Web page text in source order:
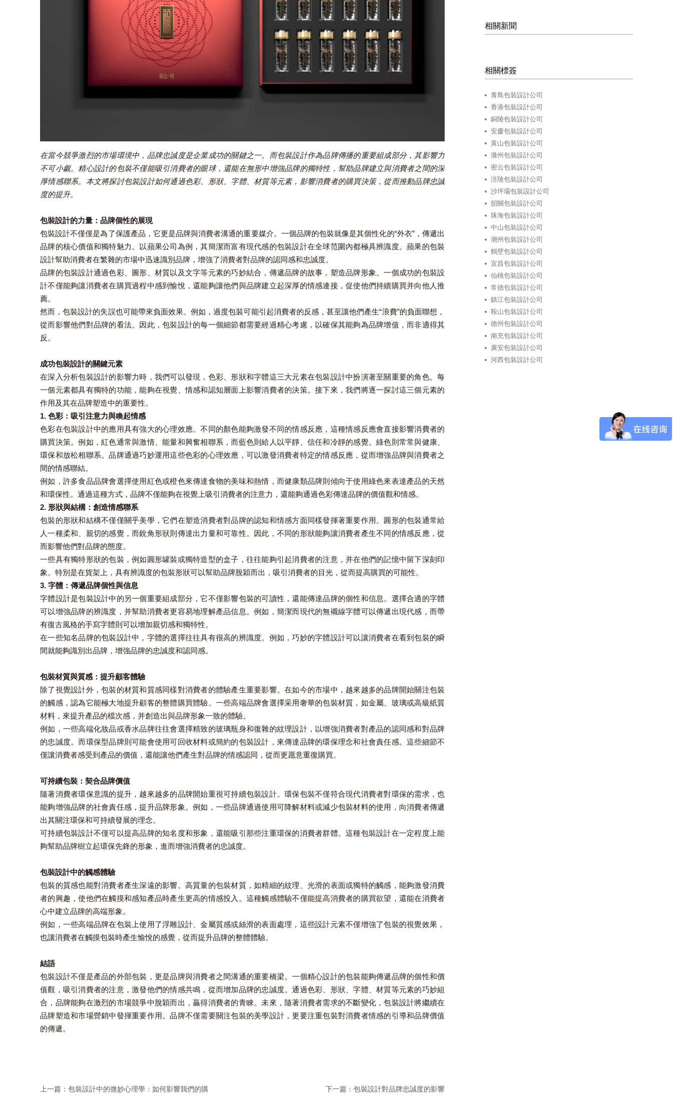
在當今競爭激烈的市場環境中，品牌忠誠度是企業成功的關鍵之一。而包裝設計作為品牌傳播的重要組成部分，其影響力
不可小覷。精心設計的包裝不僅能吸引消費者的眼球，還能在無形中增強品牌的獨特性，幫助品牌建立與消費者之間的深
厚情感聯系。本文將探討包裝設計如何通過色彩、形狀、字體、材質等元素，影響消費者的購買決策，從而推動品牌忠誠
度的提升。
包裝設計的力量：品牌個性的展現
包裝設計不僅僅是為了保護產品，它更是品牌與消費者溝通的重要媒介。一個品牌的包裝就像是其個性化的“外衣”，傳遞出
品牌的核心價值和獨特魅力。以蘋果公司為例，其簡潔而富有現代感的包裝設計在全球范圍內都極具辨識度。蘋果的包裝
設計幫助消費者在繁雜的市場中迅速識別品牌，增強了消費者對品牌的認同感和忠誠度。
品牌的包裝設計通過色彩、圖形、材質以及文字等元素的巧妙結合，傳遞品牌的故事，塑造品牌形象。一個成功的包裝設
計不僅能夠讓消費者在購買過程中感到愉悅，還能夠讓他們與品牌建立起深厚的情感連接，促使他們持續購買并向他人推
薦。
然而，包裝設計的失誤也可能帶來負面效果。例如，過度包裝可能引起消費者的反感，甚至讓他們產生“浪費”的負面聯想，
從而影響他們對品牌的看法。因此，包裝設計的每一個細節都需要經過精心考慮，以確保其能夠為品牌增值，而非適得其
反。
成功包裝設計的關鍵元素
在深入分析包裝設計的影響力時，我們可以發現，色彩、形狀和字體這三大元素在包裝設計中扮演著至關重要的角色。每
一個元素都具有獨特的功能，能夠在視覺、情感和認知層面上影響消費者的決策。接下來，我們將逐一探討這三個元素的
作用及其在品牌塑造中的重要性。
1. 色彩：吸引注意力與喚起情感
色彩在包裝設計中的應用具有強大的心理效應。不同的顏色能夠激發不同的情感反應，這種情感反應會直接影響消費者的
購買決策。例如，紅色通常與激情、能量和興奮相聯系，而藍色則給人以平靜、信任和冷靜的感覺。綠色則常常與健康、
環保和放松相聯系。品牌通過巧妙運用這些色彩的心理效應，可以激發消費者特定的情感反應，從而增強品牌與消費者之
間的情感聯結。
例如，許多食品品牌會選擇使用紅色或橙色來傳達食物的美味和熱情，而健康類品牌則傾向于使用綠色來表達產品的天然
和環保性。通過這種方式，品牌不僅能夠在視覺上吸引消費者的注意力，還能夠通過色彩傳達品牌的價值觀和情感。
2. 形狀與結構：創造情感聯系
包裝的形狀和結構不僅僅關乎美學，它們在塑造消費者對品牌的認知和情感方面同樣發揮著重要作用。圓形的包裝通常給
人一種柔和、親切的感覺，而銳角形狀則傳達出力量和可靠性。因此，不同的形狀能夠讓消費者產生不同的情感反應，從
而影響他們對品牌的態度。
一些具有獨特形狀的包裝，例如圓形罐裝或獨特造型的盒子，往往能夠引起消費者的注意，并在他們的記憶中留下深刻印
象。特別是在貨架上，具有辨識度的包裝形狀可以幫助品牌脫穎而出，吸引消費者的目光，從而提高購買的可能性。
3. 字體：傳遞品牌個性與信息
字體設計是包裝設計中的另一個重要組成部分，它不僅影響包裝的可讀性，還能傳達品牌的個性和信息。選擇合適的字體
可以增強品牌的辨識度，并幫助消費者更容易地理解產品信息。例如，簡潔而現代的無襯線字體可以傳遞出現代感，而帶
有復古風格的手寫字體則可以增加親切感和獨特性。
在一些知名品牌的包裝設計中，字體的選擇往往具有很高的辨識度。例如，巧妙的字體設計可以讓消費者在看到包裝的瞬
間就能夠識別出品牌，增強品牌的忠誠度和認同感。
包裝材質與質感：提升顧客體驗
除了視覺設計外，包裝的材質和質感同樣對消費者的體驗產生重要影響。在如今的市場中，越來越多的品牌開始關注包裝
的觸感，認為它能極大地提升顧客的整體購買體驗。一些高端品牌會選擇采用奢華的包裝材質，如金屬、玻璃或高級紙質
材料，來提升產品的檔次感，并創造出與品牌形象一致的體驗。
例如，一些高端化妝品或香水品牌往往會選擇精致的玻璃瓶身和復雜的紋理設計，以增強消費者對產品的認同感和對品牌
的忠誠度。而環保型品牌則可能會使用可回收材料或簡約的包裝設計，來傳達品牌的環保理念和社會責任感。這些細節不
僅讓消費者感受到產品的價值，還能讓他們產生對品牌的情感認同，從而更愿意重復購買。
可持續包裝：契合品牌價值
隨著消費者環保意識的提升，越來越多的品牌開始重視可持續包裝設計。環保包裝不僅符合現代消費者對環保的需求，也
能夠增強品牌的社會責任感，提升品牌形象。例如，一些品牌通過使用可降解材料或減少包裝材料的使用，向消費者傳遞
出其關注環保和可持續發展的理念。
可持續包裝設計不僅可以提高品牌的知名度和形象，還能吸引那些注重環保的消費者群體。這種包裝設計在一定程度上能
夠幫助品牌樹立起環保先鋒的形象，進而增強消費者的忠誠度。
包裝設計中的觸感體驗
包裝的質感也能對消費者產生深遠的影響。高質量的包裝材質，如精細的紋理、光滑的表面或獨特的觸感，能夠激發消費
者的興趣，使他們在觸摸和感知產品時產生更高的情感投入。這種觸感體驗不僅能提高消費者的購買欲望，還能在消費者
心中建立品牌的高端形象。
例如，一些高端品牌在包裝上使用了浮雕設計、金屬質感或絲滑的表面處理，這些設計元素不僅增強了包裝的視覺效果，
也讓消費者在觸摸包裝時產生愉悅的感覺，從而提升品牌的整體體驗。
結語
包裝設計不僅是產品的外部包裝，更是品牌與消費者之間溝通的重要橋梁。一個精心設計的包裝能夠傳遞品牌的個性和價
值觀，吸引消費者的注意，激發他們的情感共鳴，從而增加品牌的忠誠度。通過色彩、形狀、字體、材質等元素的巧妙組
合，品牌能夠在激烈的市場競爭中脫穎而出，贏得消費者的青睞。未來，隨著消費者需求的不斷變化，包裝設計將繼續在
品牌塑造和市場營銷中發揮重要作用。品牌不僅需要關注包裝的美學設計，更要注重包裝對消費者情感的引導和品牌價值
的傳遞。
上一篇： 包裝設計中的微妙心理學：如何影響我們的購 下一篇： 包裝設計對品牌忠誠度的影響
相關新聞
相關標簽
青島包裝設計公司
香港包裝設計公司
銅陵包裝設計公司
安慶包裝設計公司
黃山包裝設計公司
滁州包裝設計公司
密云包裝設計公司
涪陵包裝設計公司
沙坪壩包裝設計公司
韶關包裝設計公司
珠海包裝設計公司
中山包裝設計公司
潮州包裝設計公司
鶴壁包裝設計公司
宜昌包裝設計公司
仙桃包裝設計公司
常德包裝設計公司
鎮江包裝設計公司
鞍山包裝設計公司
德州包裝設計公司
南充包裝設計公司
廣安包裝設計公司
河西包裝設計公司